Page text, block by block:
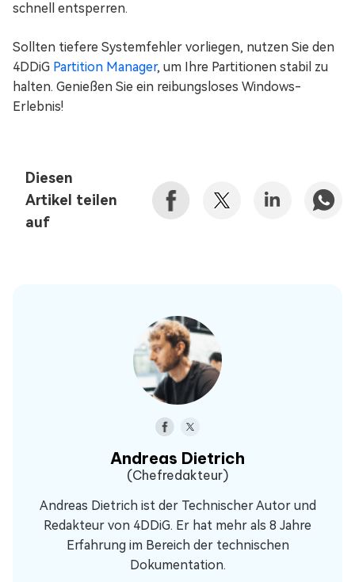
schnell entsperren.
Sollten tiefere Systemfehler vorliegen, nutzen Sie den
4DDiG Partition Manager, um Ihre Partitionen stabil zu
halten. Genießen Sie ein reibungsloses Windows-
Erlebnis!
Diesen
Artikel teilen
auf
Andreas Dietrich
(Chefredakteur)
Andreas Dietrich ist der Technischer Autor und
Redakteur von 4DDiG. Er hat mehr als 8 Jahre
Erfahrung im Bereich der technischen
Dokumentation.